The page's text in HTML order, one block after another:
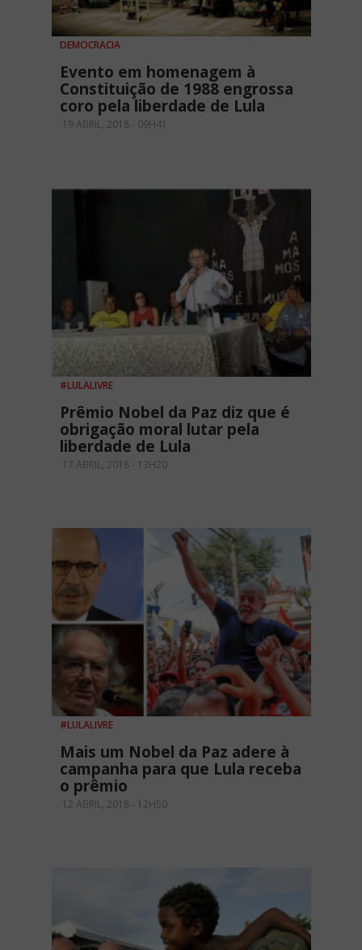
DEMOCRACIA
Evento em homenagem à
Constituição de 1988 engrossa
coro pela liberdade de Lula
19 ABRIL, 2018 - 09H41
#LULALIVRE
Prêmio Nobel da Paz diz que é
obrigação moral lutar pela
liberdade de Lula
17 ABRIL, 2018 - 13H20
#LULALIVRE
Mais um Nobel da Paz adere à
campanha para que Lula receba
o prêmio
12 ABRIL, 2018 - 12H50